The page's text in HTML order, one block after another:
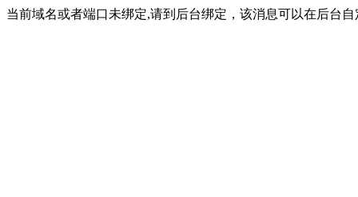
当前域名或者端口未绑定,请到后台绑定，该消息可以在后台自